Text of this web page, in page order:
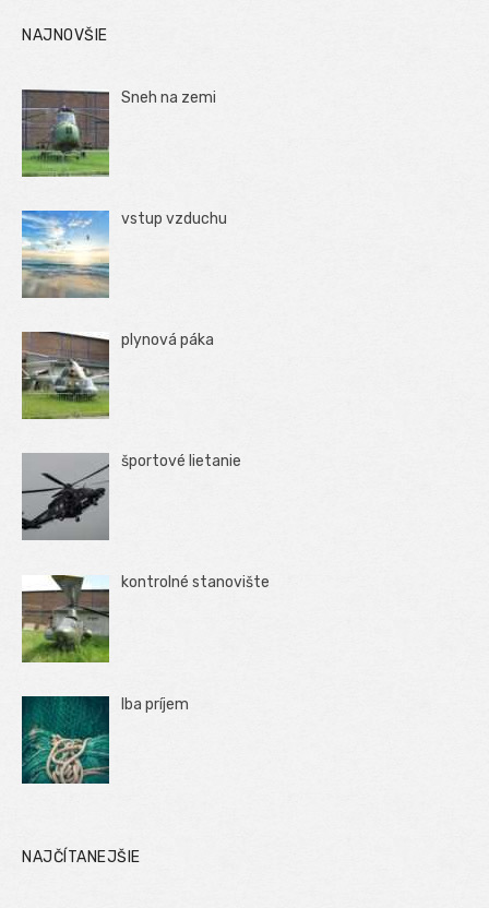
NAJNOVŠIE
Sneh na zemi
vstup vzduchu
plynová páka
športové lietanie
kontrolné stanovište
Iba príjem
NAJČÍTANEJŠIE